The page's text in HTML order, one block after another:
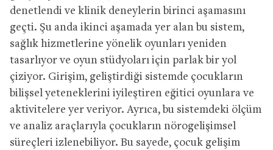
denetlendi ve klinik deneylerin birinci aşamasını
geçti. Şu anda ikinci aşamada yer alan bu sistem,
sağlık hizmetlerine yönelik oyunları yeniden
tasarlıyor ve oyun stüdyoları için parlak bir yol
çiziyor. Girişim, geliştirdiği sistemde çocukların
bilişsel yeteneklerini iyileştiren eğitici oyunlara ve
aktivitelere yer veriyor. Ayrıca, bu sistemdeki ölçüm
ve analiz araçlarıyla çocukların nörogelişimsel
süreçleri izlenebiliyor. Bu sayede, çocuk gelişim